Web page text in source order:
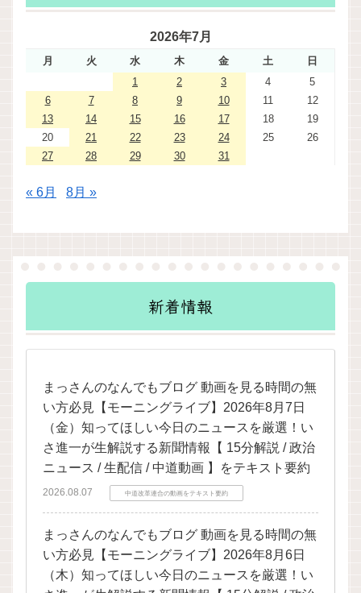
2026年7月
月 火 水 木 金 土
日
1
2 3 4
5
6
7 8 9 10 11
12
13
14 15 16 17 18
19
20
21 22 23 24 25
26
27
28 29 30 31
« 6月 8月 »
新着情報
まっさんのなんでもブログ 動画を見る時間の無
い方必見【モーニングライブ】2026年8月7日
（金）知ってほしい今日のニュースを厳選！い
さ進一が生解説する新聞情報【 15分解説 / 政治
ニュース / 生配信 / 中道動画 】をテキスト要約
2026.08.07 中道改革連合の動画をテキスト要約
まっさんのなんでもブログ 動画を見る時間の無
い方必見【モーニングライブ】2026年8月6日
（木）知ってほしい今日のニュースを厳選！い